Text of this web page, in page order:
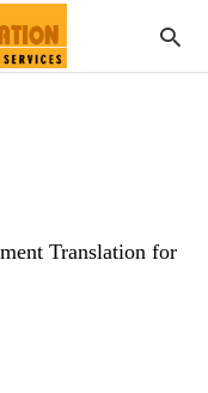
Translation for